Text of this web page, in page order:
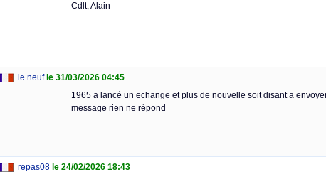
Cdlt, Alain
le neufle 31/03/2026 04:45
1965 a lancé un echange et plus de nouvelle soit disant a
message rien ne répond
repas08 le 24/02/2026 18:43